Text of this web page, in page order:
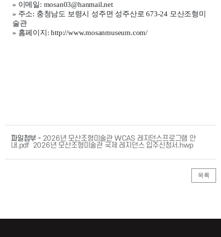
» 이메일: mosan03@hanmail.net
» 주소: 충청남도 보령시 성주면 성주산로673-24 모산조형미
술관
» 홈페이지 : http://www.mosanmuseum.com/
파일첨부 - 2026년 모산조형미술관 WCAS 레지던스프로그램 안
내.pdf 2026년 모산조형미술관 국제 레지던스 입주신청서.hwp
목록